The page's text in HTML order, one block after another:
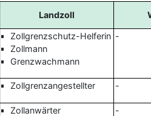
Landzoll
Zollgrenzschutz-Helferin
Zollmann
Grenzwachmann
-
Zollgrenzangestellter -
Zollanwärter -